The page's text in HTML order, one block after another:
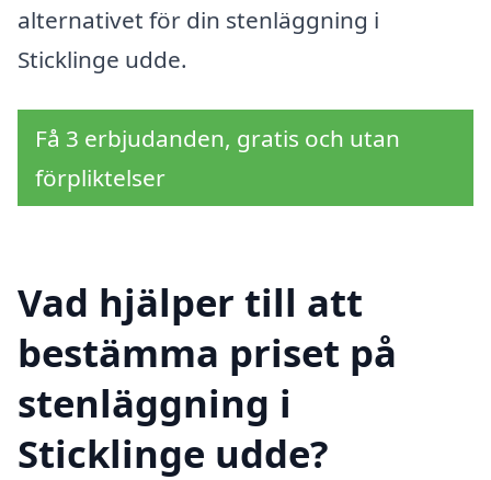
alternativet för din stenläggning i
Sticklinge udde.
Få 3 erbjudanden, gratis och utan
förpliktelser
Vad hjälper till att
bestämma priset på
stenläggning i
Sticklinge udde?